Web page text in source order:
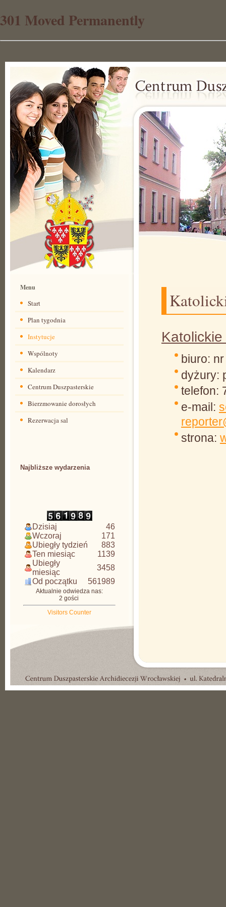
301 Moved Permanently
Menu
Start
Plan tygodnia
Instytucje
Wspólnoty
Kalendarz
Centrum Duszpasterskie
Bierzmowanie dorosłych
Rezerwacja sal
Najbliższe wydarzenia
Dzisiaj
46
Wczoraj
171
Ubiegły tydzień
883
Ten miesiąc
1139
Ubiegły
miesiąc
3458
Od początku
561989
Aktualnie odwiedza nas:
2 gości
Visitors Counter
biuro:
dyżury:
telefon:
e-mail:
strona: